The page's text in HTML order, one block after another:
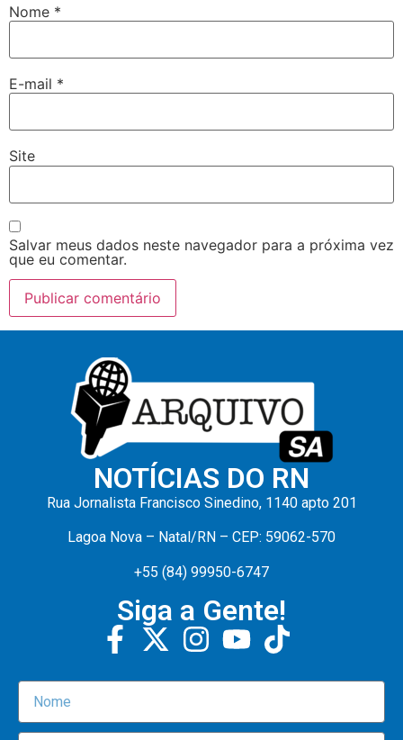
Nome *
E-mail *
Site
Salvar meus dados neste navegador para a próxima vez
que eu comentar.
NOTÍCIAS DO RN
Rua Jornalista Francisco Sinedino, 1140 apto 201
Lagoa Nova – Natal/RN – CEP: 59062-570
+55 (84) 99950-6747
Siga a Gente!